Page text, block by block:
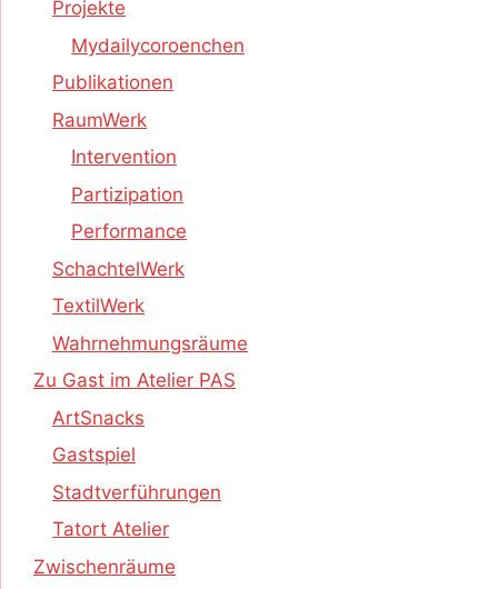
Projekte
Mydailycoroenchen
Publikationen
RaumWerk
Intervention
Partizipation
Performance
SchachtelWerk
TextilWerk
Wahrnehmungsräume
Zu Gast im Atelier PAS
ArtSnacks
Gastspiel
Stadtverführungen
Tatort Atelier
Zwischenräume